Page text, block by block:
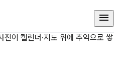
령」상, 가연물이
진이 캘린더·지도 위에 추억으로 쌓